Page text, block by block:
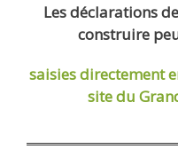
Les déclarations
construire
saisies directement
site du